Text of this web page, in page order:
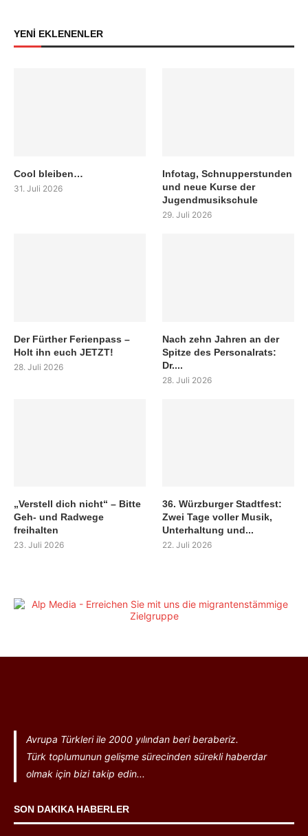
YENİ EKLENENLER
Cool bleiben…
31. Juli 2026
Infotag, Schnupperstunden
und neue Kurse der
Jugendmusikschule
29. Juli 2026
Der Fürther Ferienpass –
Holt ihn euch JETZT!
28. Juli 2026
Nach zehn Jahren an der
Spitze des Personalrats:
Dr....
28. Juli 2026
„Verstell dich nicht“ – Bitte
Geh- und Radwege
freihalten
23. Juli 2026
36. Würzburger Stadtfest:
Zwei Tage voller Musik,
Unterhaltung und...
22. Juli 2026
Avrupa Türkleri ile 2000 yılından beri beraberiz.
Türk toplumunun gelişme sürecinden sürekli haberdar
olmak için bizi takip edin...
SON DAKIKA HABERLER